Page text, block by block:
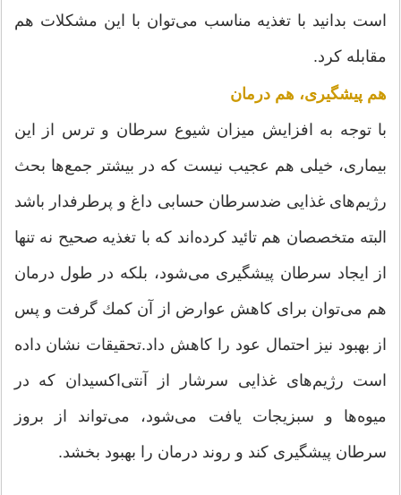
است بدانید با تغذیه مناسب می‌توان با این مشكلات هم
مقابله كرد.
هم پیشگیری، هم درمان
با توجه به افزایش میزان شیوع سرطان و ترس از این
بیماری، خیلی هم عجیب نیست كه در بیشتر جمع‌ها بحث
رژیم‌های غذایی ضدسرطان حسابی داغ و پرطرفدار باشد
البته متخصصان هم تائید كرده‌اند كه با تغذیه صحیح نه تنها
از ایجاد سرطان پیشگیری می‌شود، بلكه در طول درمان
هم می‌توان برای كاهش عوارض از آن كمك گرفت و پس
از بهبود نیز احتمال عود را كاهش داد.تحقیقات نشان داده
است رژیم‌های غذایی سرشار از آنتی‌اكسیدان كه در
میوه‌ها و سبزیجات یافت می‌شود، می‌تواند از بروز
سرطان پیشگیری كند و روند درمان را بهبود بخشد.